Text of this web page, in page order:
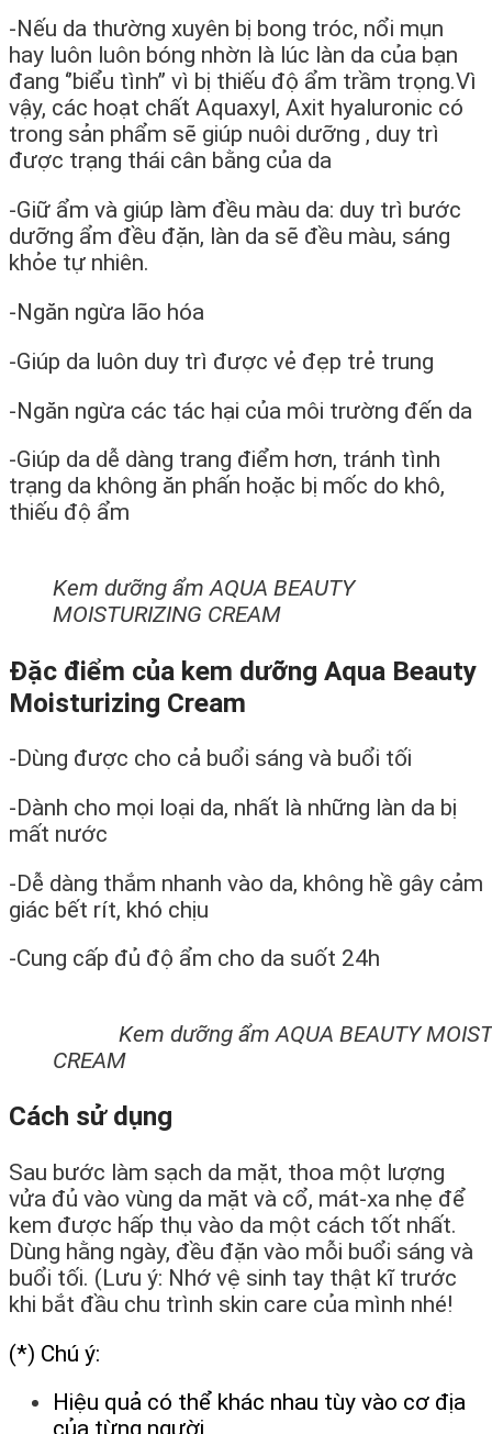
-Nếu da thường xuyên bị bong tróc, nổi mụn
hay luôn luôn bóng nhờn là lúc làn da của bạn
đang ‘’biểu tình’’ vì bị thiếu độ ẩm trầm trọng.Vì
vậy, các hoạt chất Aquaxyl, Axit hyaluronic có
trong sản phẩm sẽ giúp nuôi dưỡng , duy trì
được trạng thái cân bằng của da
-Giữ ẩm và giúp làm đều màu da: duy trì bước
dưỡng ẩm đều đặn, làn da sẽ đều màu, sáng
khỏe tự nhiên.
-Ngăn ngừa lão hóa
-Giúp da luôn duy trì được vẻ đẹp trẻ trung
-Ngăn ngừa các tác hại của môi trường đến da
-Giúp da dễ dàng trang điểm hơn, tránh tình
trạng da không ăn phấn hoặc bị mốc do khô,
thiếu độ ẩm
Kem dưỡng ẩm AQUA BEAUTY
MOISTURIZING CREAM
Đặc điểm của kem dưỡng Aqua Beauty
Moisturizing Cream
-Dùng được cho cả buổi sáng và buổi tối
-Dành cho mọi loại da, nhất là những làn da bị
mất nước
-Dễ dàng thắm nhanh vào da, không hề gây cảm
giác bết rít, khó chịu
-Cung cấp đủ độ ẩm cho da suốt 24h
Kem dưỡng ẩm AQUA BEAUTY
CREAM
Cách sử dụng
Sau bước làm sạch da mặt, thoa một lượng
vửa đủ vào vùng da mặt và cổ, mát-xa nhẹ để
kem được hấp thụ vào da một cách tốt nhất.
Dùng hằng ngày, đều đặn vào mỗi buổi sáng và
buổi tối. (Lưu ý: Nhớ vệ sinh tay thật kĩ trước
khi bắt đầu chu trình skin care của mình nhé!
(*) Chú ý:
Hiệu quả có thể khác nhau tùy vào cơ địa